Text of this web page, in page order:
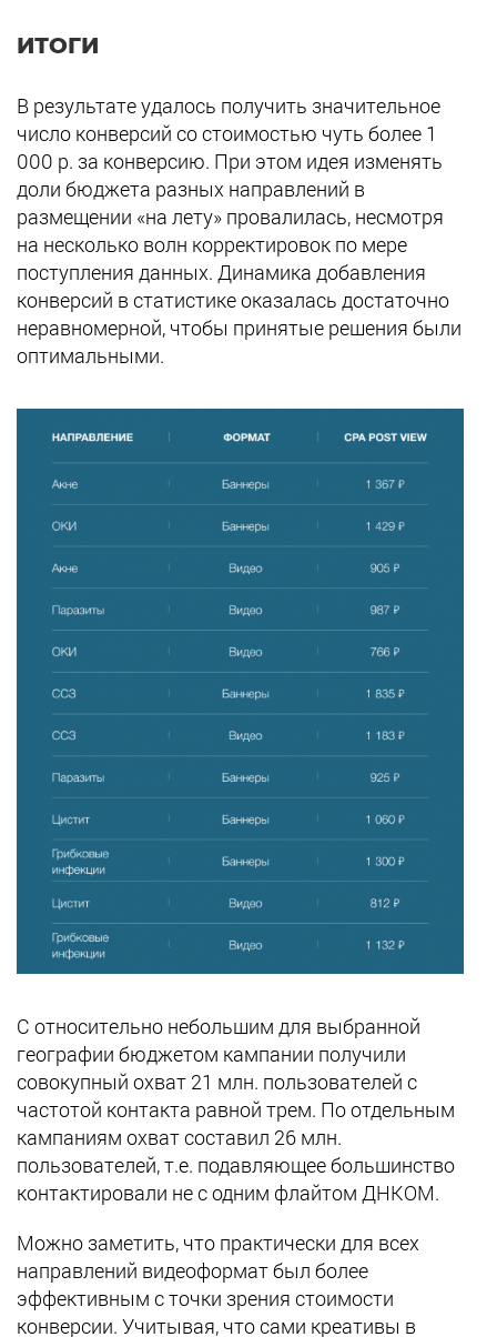
ИТОГИ
В результате удалось получить значительное
число конверсий со стоимостью чуть более 1
000 р. за конверсию. При этом идея изменять
доли бюджета разных направлений в
размещении «на лету» провалилась, несмотря
на несколько волн корректировок по мере
поступления данных. Динамика добавления
конверсий в статистике оказалась достаточно
неравномерной, чтобы принятые решения были
оптимальными.
С относительно небольшим для выбранной
географии бюджетом кампании получили
совокупный охват 21 млн. пользователей с
частотой контакта равной трем. По отдельным
кампаниям охват составил 26 млн.
пользователей, т.е. подавляющее большинство
контактировали не с одним флайтом ДНКОМ.
Можно заметить, что практически для всех
направлений видеоформат был более
эффективным с точки зрения стоимости
конверсии. Учитывая, что сами креативы в